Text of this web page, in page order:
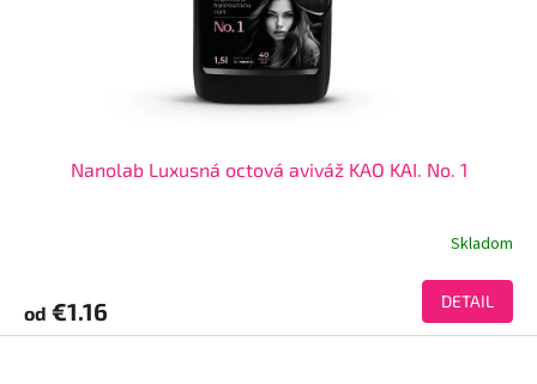
Nanolab Luxusná octová aviváž KAO KAI. No. 1
Skladom
od €1.16 DETAIL